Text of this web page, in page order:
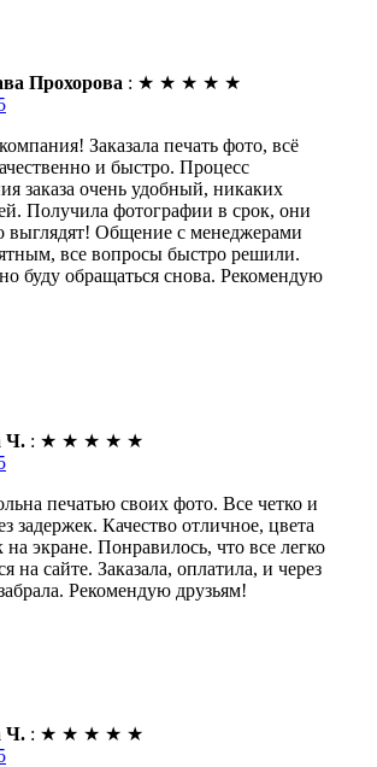
Прохорова : ★ ★ ★ ★ ★
Заказала печать фото, всё
и быстро. Процесс
заказа очень удобный, никаких
Получила фотографии в срок, они
выглядят! Общение с менеджерами
все вопросы быстро решили.
буду обращаться снова. Рекомендую
Ч. : ★ ★ ★ ★ ★
печатью своих фото. Все четко и
задержек. Качество отличное, цвета
на экране. Понравилось, что все легко
на сайте. Заказала, оплатила, и через
Рекомендую друзьям!
Ч. : ★ ★ ★ ★ ★